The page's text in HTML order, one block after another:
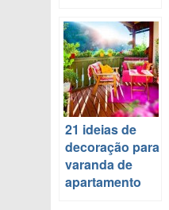
21 ideias de
decoração para
varanda de
apartamento